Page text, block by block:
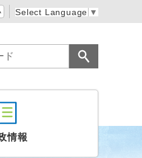
Select Language ▼
情報